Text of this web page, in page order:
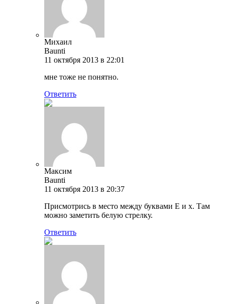
Михаил
Baunti
11 октября 2013 в 22:01
мне тоже не понятно.
Ответить
Максим
Baunti
11 октября 2013 в 20:37
Присмотрись в место между буквами E и x. Там
можно заметить белую стрелку.
Ответить